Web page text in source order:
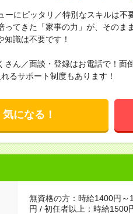
ーにピッタリ／特別なスキルは
ってきた「家事の力」が、そのま
識は不要です！
さん／面談・登録はお電話で！面
るサポート制度もあります！
気になる！
無資格の方：時給1400円
円 / 初任者以上：時給1500